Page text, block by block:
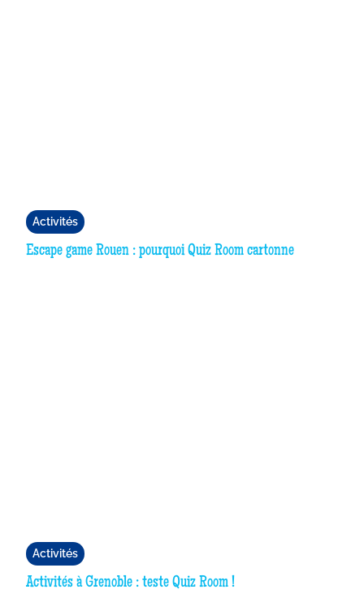
Activités
Escape game Rouen : pourquoi Quiz Room cartonne
Activités
Activités à Grenoble : teste Quiz Room !